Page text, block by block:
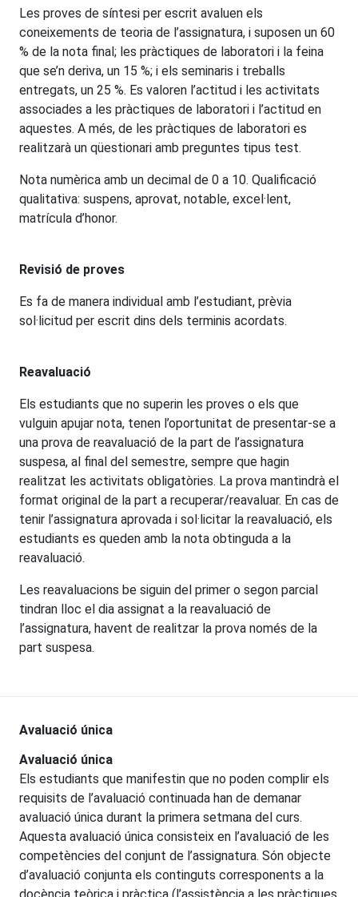
Les proves de síntesi per escrit avaluen els
coneixements de teoria de l’assignatura, i suposen un 60
% de la nota final; les pràctiques de laboratori i la feina
que se’n deriva, un 15 %; i els seminaris i treballs
entregats, un 25 %. Es valoren l’actitud i les activitats
associades a les pràctiques de laboratori i l’actitud en
aquestes. A més, de les pràctiques de laboratori es
realitzarà un qüestionari amb preguntes tipus test.
Nota numèrica amb un decimal de 0 a 10. Qualificació
qualitativa: suspens, aprovat, notable, excel·lent,
matrícula d’honor.
Revisió de proves
Es fa de manera individual amb l’estudiant, prèvia
sol·licitud per escrit dins dels terminis acordats.
Reavaluació
Els estudiants que no superin les proves o els que
vulguin apujar nota, tenen l’oportunitat de presentar-se a
una prova de reavaluació de la part de l’assignatura
suspesa, al final del semestre, sempre que hagin
realitzat les activitats obligatòries. La prova mantindrà el
format original de la part a recuperar/reavaluar. En cas de
tenir l’assignatura aprovada i sol·licitar la reavaluació, els
estudiants es queden amb la nota obtinguda a la
reavaluació.
Les reavaluacions be siguin del primer o segon parcial
tindran lloc el dia assignat a la reavaluació de
l’assignatura, havent de realitzar la prova només de la
part suspesa.
Avaluació única
Avaluació única
Els estudiants que manifestin que no poden complir els
requisits de l’avaluació continuada han de demanar
avaluació única durant la primera setmana del curs.
Aquesta avaluació única consisteix en l’avaluació de les
competències del conjunt de l’assignatura. Són objecte
d’avaluació conjunta els continguts corresponents a la